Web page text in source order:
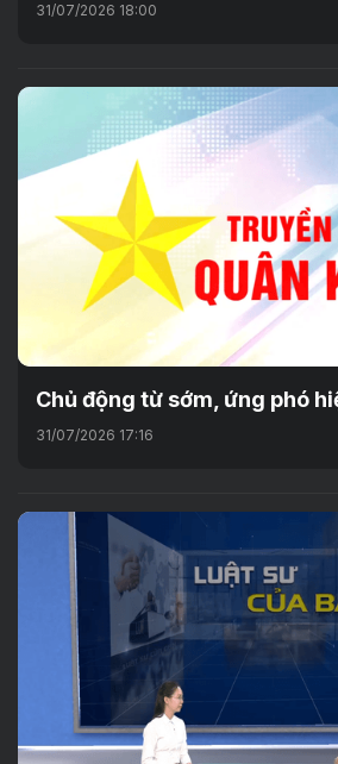
31/07/2026 18:00
Chủ động từ sớm, ứng phó
31/07/2026 17:16